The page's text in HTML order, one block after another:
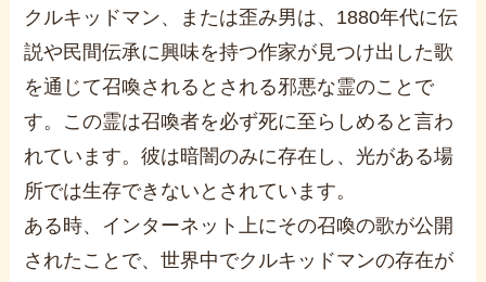
クルキッドマン、または歪み男は、1880年代に伝
説や民間伝承に興味を持つ作家が見つけ出した歌
を通じて召喚されるとされる邪悪な霊のことで
す。この霊は召喚者を必ず死に至らしめると言わ
れています。彼は暗闇のみに存在し、光がある場
所では生存できないとされています。
ある時、インターネット上にその召喚の歌が公開
されたことで、世界中でクルキッドマンの存在が